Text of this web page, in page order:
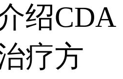
绍CDA
疗方